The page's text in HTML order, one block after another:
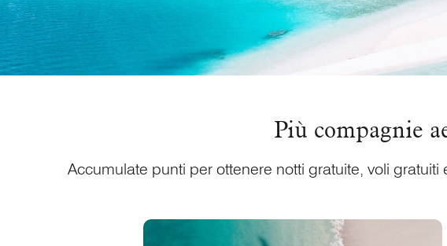
Più compagnie
Accumulate punti per ottenere notti gratuite, voli gratuiti